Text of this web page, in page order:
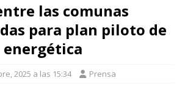
las comunas
para plan piloto de
2025 a las 15:34 Prensa